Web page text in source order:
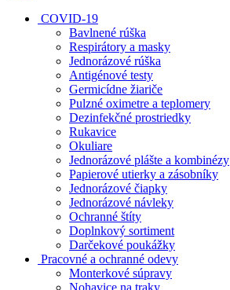
COVID-19
Bavlnené rúška
Respirátory a masky
Jednorázové rúška
Antigénové testy
Germicídne žiariče
Pulzné oximetre a teplomery
Dezinfekčné prostriedky
Rukavice
Okuliare
Jednorázové plášte a kombinézy
Papierové utierky a zásobníky
Jednorázové čiapky
Jednorázové návleky
Ochranné štíty
Doplnkový sortiment
Darčekové poukážky
Pracovné a ochranné odevy
Monterkové súpravy